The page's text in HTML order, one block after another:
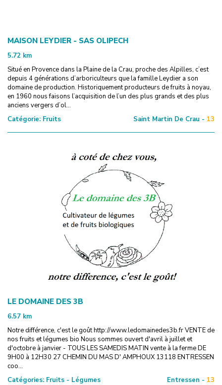
MAISON LEYDIER - SAS OLIPECH
5.72 km
Situé en Provence dans la Plaine de la Crau, proche des Alpilles, c’est
depuis 4 générations d’arboriculteurs que la famille Leydier a son
domaine de production. Historiquement producteurs de fruits à noyau,
en 1960 nous faisons l’acquisition de l’un des plus grands et des plus
anciens vergers d’ol...
Catégorie: Fruits Saint Martin De Crau - 13
LE DOMAINE DES 3B
6.57 km
Notre différence, c'est le goût http://www.ledomainedes3b.fr VENTE de
nos fruits et légumes bio Nous sommes ouvert d'avril à juillet et
d'octobre à janvier - TOUS LES SAMEDIS MATIN vente à la ferme DE
9H00 à 12H30 27 CHEMIN DU MAS D' AMPHOUX 13118 ENTRESSEN
coo...
Catégories: Fruits - Légumes Entressen - 13